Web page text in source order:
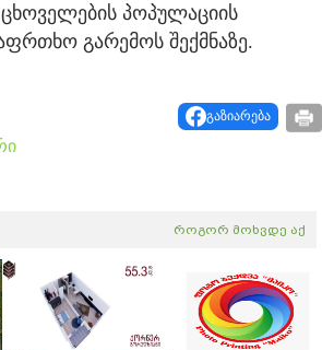
პოპულაციის
გარემოს შექმნაზე.
გაზიარება
როგორ მოხვდე აქ